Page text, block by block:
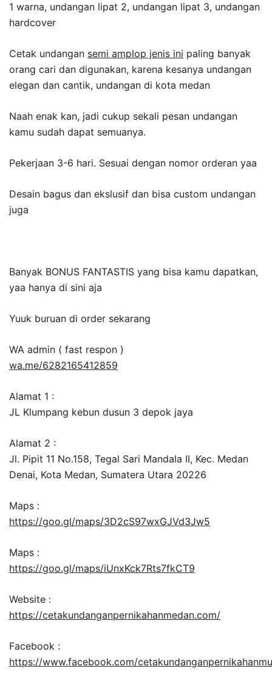
1 warna, undangan lipat 2, undangan lipat 3, undangan
hardcover
Cetak undangan semi amplop jenis ini paling banyak
orang cari dan digunakan, karena kesanya undangan
elegan dan cantik, undangan di kota medan
Naah enak kan, jadi cukup sekali pesan undangan
kamu sudah dapat semuanya.
Pekerjaan 3-6 hari. Sesuai dengan nomor orderan yaa
Desain bagus dan ekslusif dan bisa custom undangan
juga
Banyak BONUS FANTASTIS yang bisa kamu dapatkan,
yaa hanya di sini aja
Yuuk buruan di order sekarang
WA admin ( fast respon )
wa.me/6282165412859
Alamat 1 :
JL Klumpang kebun dusun 3 depok jaya
Alamat 2 :
Jl. Pipit 11 No.158, Tegal Sari Mandala II, Kec. Medan
Denai, Kota Medan, Sumatera Utara 20226
Maps :
https://goo.gl/maps/3D2cS97wxGJVd3Jw5
Maps :
https://goo.gl/maps/iUnxKck7Rts7fkCT9
Website :
https://cetakundanganpernikahanmedan.com/
Facebook :
https://www.facebook.com/